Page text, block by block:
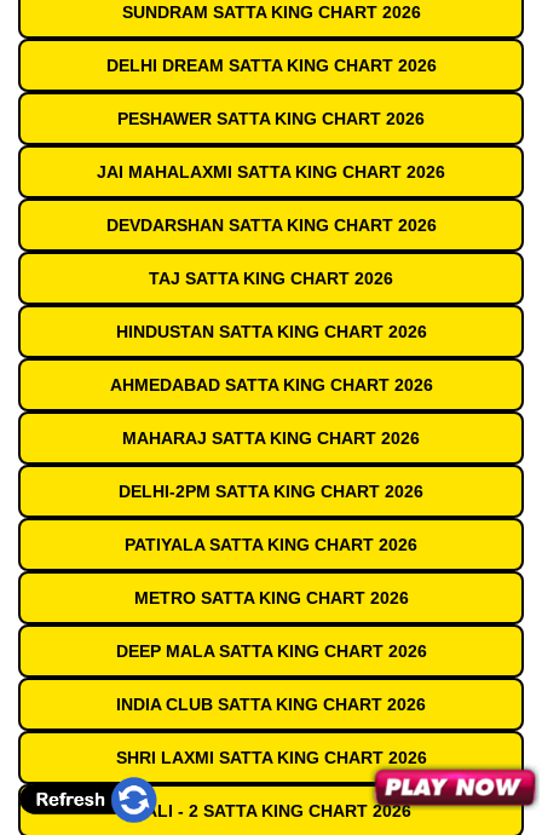
SUNDRAM SATTA KING CHART 2026
DELHI DREAM SATTA KING CHART 2026
PESHAWER SATTA KING CHART 2026
JAI MAHALAXMI SATTA KING CHART 2026
DEVDARSHAN SATTA KING CHART 2026
TAJ SATTA KING CHART 2026
HINDUSTAN SATTA KING CHART 2026
AHMEDABAD SATTA KING CHART 2026
MAHARAJ SATTA KING CHART 2026
DELHI-2PM SATTA KING CHART 2026
PATIYALA SATTA KING CHART 2026
METRO SATTA KING CHART 2026
DEEP MALA SATTA KING CHART 2026
INDIA CLUB SATTA KING CHART 2026
SHRI LAXMI SATTA KING CHART 2026
GALI - 2 SATTA KING CHART 2026